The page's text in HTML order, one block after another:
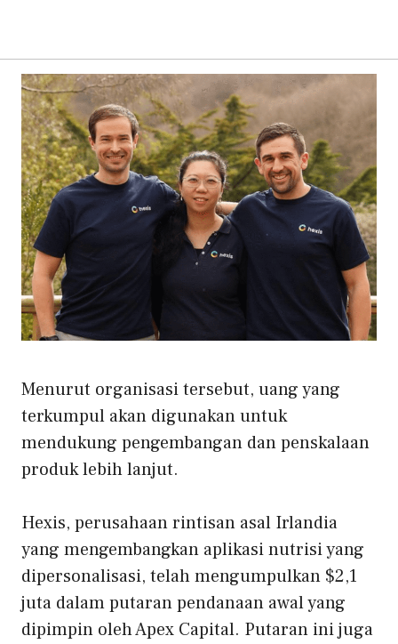
Menurut organisasi tersebut, uang yang
terkumpul akan digunakan untuk
mendukung pengembangan dan penskalaan
produk lebih lanjut.
Hexis, perusahaan rintisan asal Irlandia
yang mengembangkan aplikasi nutrisi yang
dipersonalisasi, telah mengumpulkan $2,1
juta dalam putaran pendanaan awal yang
dipimpin oleh Apex Capital. Putaran ini juga